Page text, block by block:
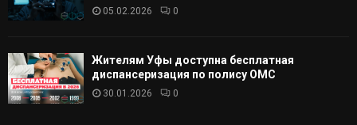
05.02.2026 0
Жителям Уфы доступна бесплатная
диспансеризация по полису ОМС
30.01.2026 0